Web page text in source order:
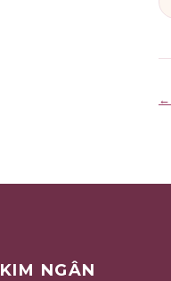
←
KIM NGÂN